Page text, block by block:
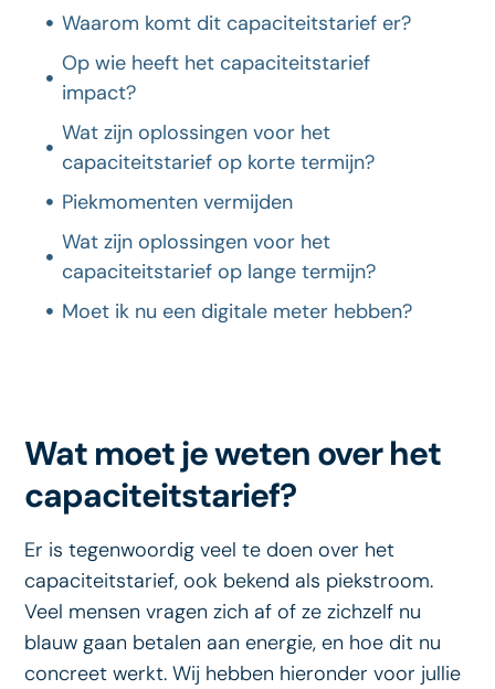
Waarom komt dit capaciteitstarief er?
Op wie heeft het capaciteitstarief
impact?
Wat zijn oplossingen voor het
capaciteitstarief op korte termijn?
Piekmomenten vermijden
Wat zijn oplossingen voor het
capaciteitstarief op lange termijn?
Moet ik nu een digitale meter hebben?
Wat moet je weten over het
capaciteitstarief?
Er is tegenwoordig veel te doen over het
capaciteitstarief, ook bekend als piekstroom.
Veel mensen vragen zich af of ze zichzelf nu
blauw gaan betalen aan energie, en hoe dit nu
concreet werkt. Wij hebben hieronder voor jullie